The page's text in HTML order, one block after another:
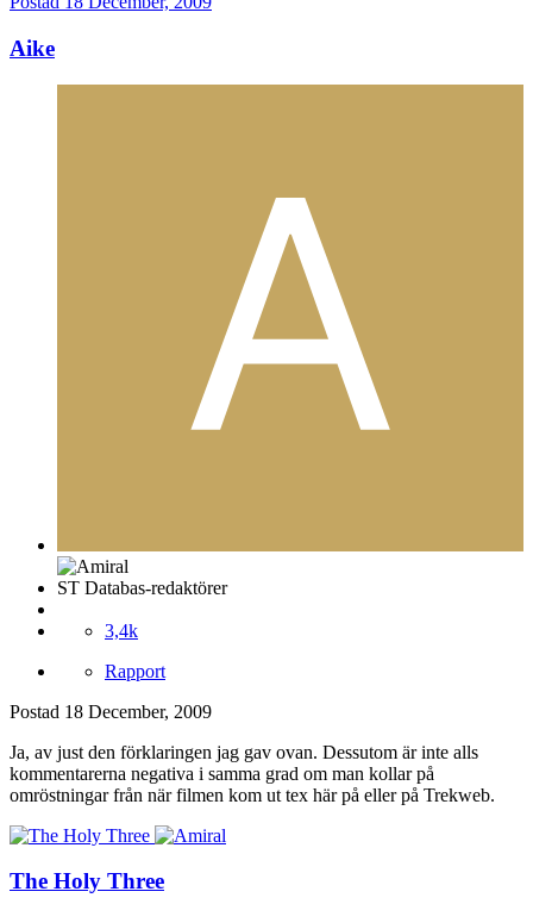
Aike
ST Databas-redaktörer
3,4k
Rapport
Postad 18 December, 2009
Ja, av just den förklaringen jag gav ovan. Dessutom är inte alls
kommentarerna negativa i samma grad om man kollar på
omröstningar från när filmen kom ut tex här på eller på Trekweb.
The Holy Three